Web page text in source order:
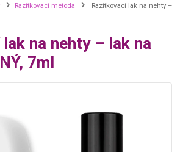
Razítkovací metoda
Razítkovací lak na nehty –
na nehty – lak na
7ml